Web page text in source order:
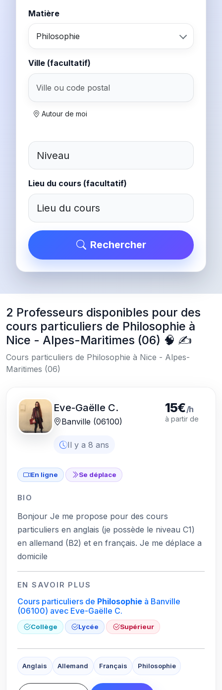
Matière
Philosophie
Ville (facultatif)
Autour de moi
Lieu du cours (facultatif)
Rechercher
2 Professeurs disponibles pour des
cours particuliers de Philosophie à
Nice - Alpes-Maritimes (06) 🧠 ✍️
Cours particuliers de Philosophie à Nice - Alpes-
Maritimes (06)
Eve-Gaëlle C.
Banville (06100)
Il y a 8 ans
15€/h
à partir de
En ligne Se déplace
BIO
Bonjour Je me propose pour des cours
particuliers en anglais (je possède le niveau C1)
en allemand (B2) et en français. Je me déplace a
domicile
EN SAVOIR PLUS
Cours particuliers de Philosophieà Banville
(06100) avec Eve-Gaëlle C.
Collège Lycée Supérieur
Anglais Allemand Français Philosophie